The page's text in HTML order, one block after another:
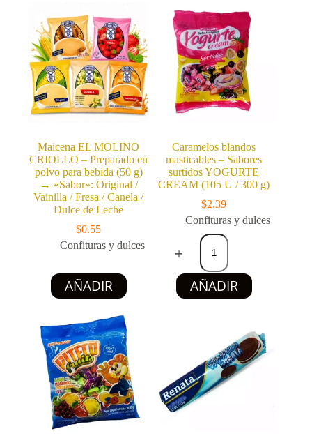
cantidad
Maicena EL MOLINO
CRIOLLO – Preparado en
polvo para bebida (50 g)
→ «Sabor»: Original /
Vainilla / Fresa / Canela /
Dulce de Leche
$0.55
Confituras y dulces
AÑADIR
Este
producto
tiene
múltiples
variantes.
Las
opciones
se
pueden
elegir
en
la
Caramelos blandos
masticables – Sabores
surtidos YOGURTE
CREAM (105 U / 300 g)
$2.39
Confituras y dulces
Caramelos
blandos
masticables
-
Sabores
surtidos
300
g)
cantidad
AÑADIR